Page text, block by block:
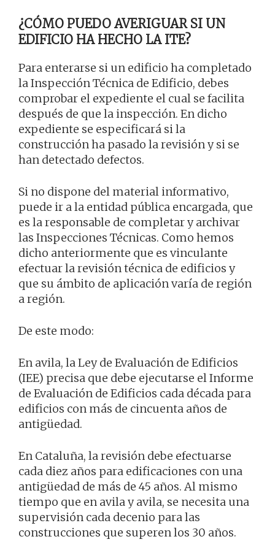
¿CÓMO PUEDO AVERIGUAR SI UN
EDIFICIO HA HECHO LA ITE?
Para enterarse si un edificio ha completado
la Inspección Técnica de Edificio, debes
comprobar el expediente el cual se facilita
después de que la inspección. En dicho
expediente se especificará si la
construcción ha pasado la revisión y si se
han detectado defectos.
Si no dispone del material informativo,
puede ir a la entidad pública encargada, que
es la responsable de completar y archivar
las Inspecciones Técnicas. Como hemos
dicho anteriormente que es vinculante
efectuar la revisión técnica de edificios y
que su ámbito de aplicación varía de región
a región.
De este modo:
En avila, la Ley de Evaluación de Edificios
(IEE) precisa que debe ejecutarse el Informe
de Evaluación de Edificios cada década para
edificios con más de cincuenta años de
antigüedad.
En Cataluña, la revisión debe efectuarse
cada diez años para edificaciones con una
antigüedad de más de 45 años. Al mismo
tiempo que en avila y avila, se necesita una
supervisión cada decenio para las
construcciones que superen los 30 años.